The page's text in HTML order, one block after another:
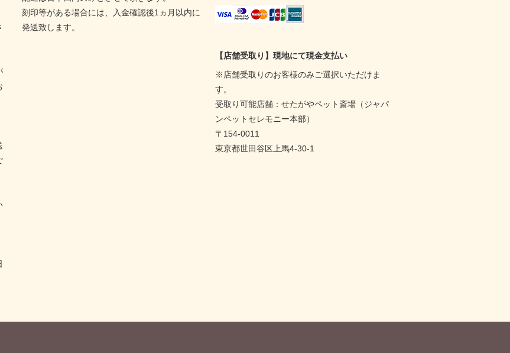
刻印等がある場合には、入金確認後1ヵ月以内に
発送致します。
【店舗受取り】現地にて現金支払い
※店舗受取りのお客様のみご選択いただけま
す。
受取り可能店舗：せたがやペット斎場（ジャパ
ンペットセレモニー本部）
〒154-0011
東京都世田谷区上馬4-30-1